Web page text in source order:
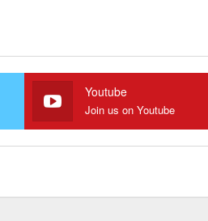
Youtube
Join us on Youtube